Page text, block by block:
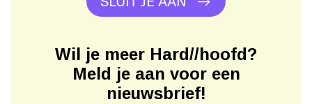
Wil je meer Hard//hoofd?
Meld je aan voor een
nieuwsbrief!